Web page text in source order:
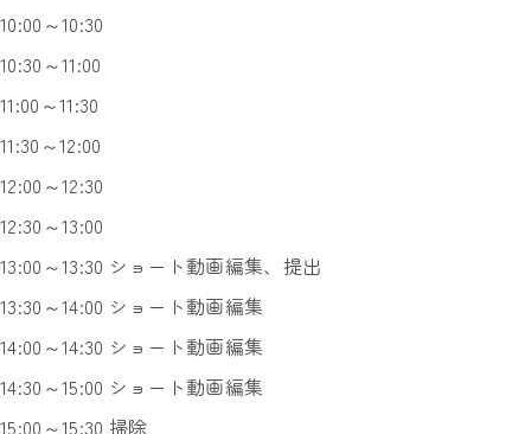
10:00～10:30
10:30～11:00
11:00～11:30
11:30～12:00
12:00～12:30
12:30～13:00
13:00～13:30 ショート動画編集、提出
13:30～14:00 ショート動画編集
14:00～14:30 ショート動画編集
14:30～15:00 ショート動画編集
15:00～15:30 掃除